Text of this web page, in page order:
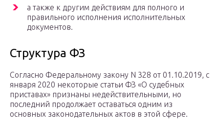
а также к другим действиям для полного и
правильного исполнения исполнительных
документов.
Структура ФЗ
Согласно Федеральному закону N 328 от 01.10.2019, с
января 2020 некоторые статьи ФЗ «О судебных
приставах» признаны недействительными, но
последний продолжает оставаться одним из
основных законодательных актов в этой сфере.